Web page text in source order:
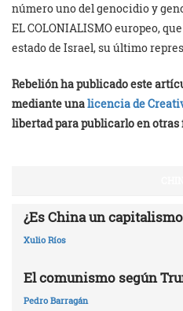
número uno del genocidio y
EL COLONIALISMO europeo,
estado de Israel, su último
Rebelión ha publicado este
mediante unalicencia de
libertad para publicarlo en otras
¿Es China un
Xulio Ríos
El comunismo según
Pedro Barragán